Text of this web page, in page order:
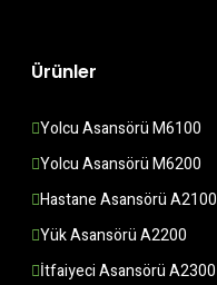
Ürünler
Yolcu Asansörü M6100
Yolcu Asansörü M6200
Hastane Asansörü A2100
Yük Asansörü A2200
İtfaiyeci Asansörü A2300